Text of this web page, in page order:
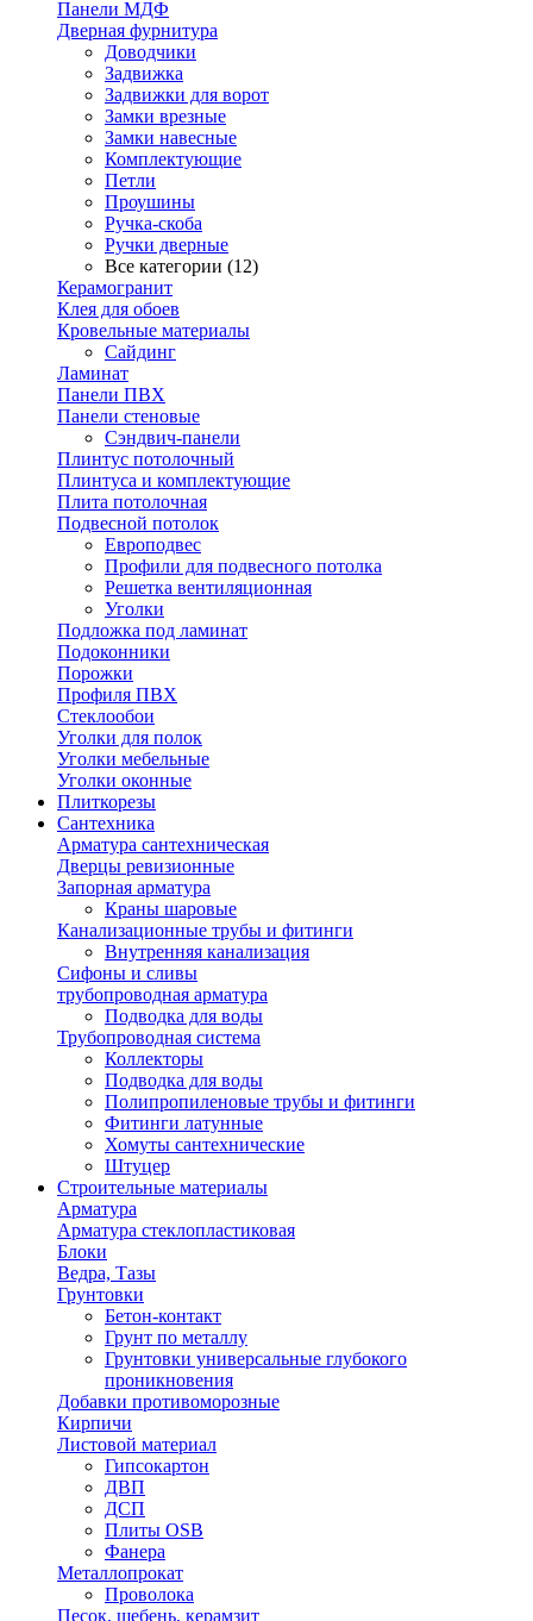
Панели МДФ
Дверная фурнитура
Доводчики
Задвижка
Задвижки для ворот
Замки врезные
Замки навесные
Комплектующие
Петли
Проушины
Ручка-скоба
Ручки дверные
Все категории (12)
Керамогранит
Клея для обоев
Кровельные материалы
Сайдинг
Ламинат
Панели ПВХ
Панели стеновые
Сэндвич-панели
Плинтус потолочный
Плинтуса и комплектующие
Плита потолочная
Подвесной потолок
Европодвес
Профили для подвесного потолка
Решетка вентиляционная
Уголки
Подложка под ламинат
Подоконники
Порожки
Профиля ПВХ
Стеклообои
Уголки для полок
Уголки мебельные
Уголки оконные
Плиткорезы
Сантехника
Арматура сантехническая
Дверцы ревизионные
Запорная арматура
Краны шаровые
Канализационные трубы и фитинги
Внутренняя канализация
Сифоны и сливы
трубопроводная арматура
Подводка для воды
Трубопроводная система
Коллекторы
Подводка для воды
Полипропиленовые трубы и фитинги
Фитинги латунные
Хомуты сантехнические
Штуцер
Строительные материалы
Арматура
Арматура стеклопластиковая
Блоки
Ведра, Тазы
Грунтовки
Бетон-контакт
Грунт по металлу
Грунтовки универсальные глубокого
проникновения
Добавки противоморозные
Кирпичи
Листовой материал
Гипсокартон
ДВП
ДСП
Плиты OSB
Фанера
Металлопрокат
Проволока
Песок, щебень, керамзит